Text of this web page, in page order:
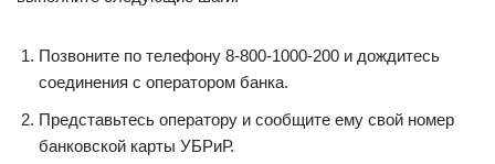
Позвоните по телефону 8-800-1000-200 и дождитесь
соединения с оператором банка.
Представьтесь оператору и сообщите ему свой номер
банковской карты УБРиР.